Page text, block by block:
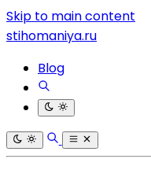
Skip to main content
stihomaniya.ru
Blog